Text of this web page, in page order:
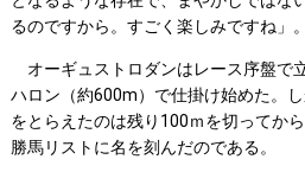
るのですから。すごく楽しみですね」。
オーギュストロダンはレース序盤で
ハロン（約600m）で仕掛け始めた。
をとらえたのは残り100ｍを切ってか
勝馬リストに名を刻んだのである。